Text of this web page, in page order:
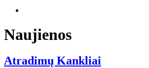
Naujienos
Atradimų Kankliai